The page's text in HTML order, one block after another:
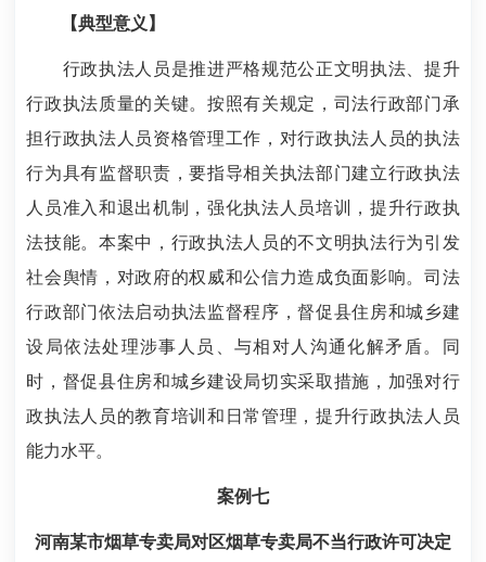
【典型意义】
行政执法人员是推进严格规范公正文明执法、提升
行政执法质量的关键。按照有关规定，司法行政部门承
担行政执法人员资格管理工作，对行政执法人员的执法
行为具有监督职责，要指导相关执法部门建立行政执法
人员准入和退出机制，强化执法人员培训，提升行政执
法技能。本案中，行政执法人员的不文明执法行为引发
社会舆情，对政府的权威和公信力造成负面影响。司法
行政部门依法启动执法监督程序，督促县住房和城乡建
设局依法处理涉事人员、与相对人沟通化解矛盾。同
时，督促县住房和城乡建设局切实采取措施，加强对行
政执法人员的教育培训和日常管理，提升行政执法人员
能力水平。
案例七
河南某市烟草专卖局对区烟草专卖局不当行政许可决定